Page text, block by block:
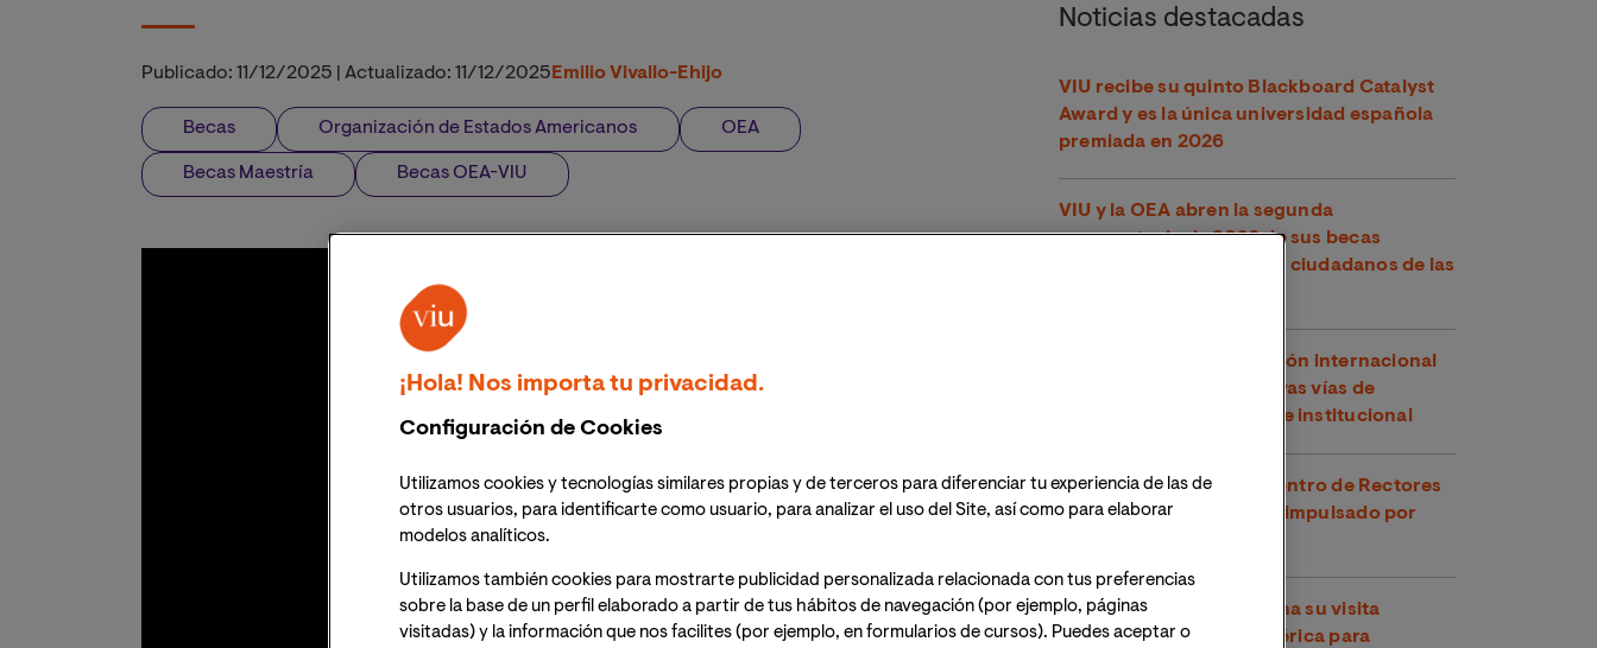
Publicado: 11/12/2025 Actualizado: 11/12/2025 Emilio Vivallo-Ehijo
Becas Organización de Estados Americanos OEA
Becas Maestría Becas OEA-VIU
Noticias destacadas
VIU recibe su quinto Blackboard Catalyst
Award y es la única universidad española
premiada en 2026
VIU y la OEA abren la segunda
convocatoria de 2026 de sus becas
conjuntas, dirigidas a los ciudadanos de las
VIU refuerza su proyección internacional
en Perú explorando nuevas vías de
cooperación académica e institucional
VIU participa en el Encuentro de Rectores
y Rectoras Perú-España impulsado por
VIU continúa en Argentina su visita
institucional a Latinoamérica para
¡Hola! Nos importa tu privacidad.
Configuración de Cookies
Utilizamos cookies y tecnologías similares propias y de terceros para diferenciar tu experiencia de las de
otros usuarios, para identificarte como usuario, para analizar el uso del Site, así como para elaborar
modelos analíticos.
Utilizamos también cookies para mostrarte publicidad personalizada relacionada con tus preferencias
sobre la base de un perfil elaborado a partir de tus hábitos de navegación (por ejemplo, páginas
visitadas) y la información que nos facilites (por ejemplo, en formularios de cursos). Puedes aceptar o